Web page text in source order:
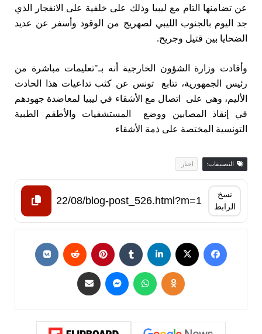
عن تضامنها التام مع ليبيا وذلك على خلفية على الانفجار الذي
جد اليوم بالجنوب الليبي لصهريج من الوقود وأسفر عن عديد
الضحايا بين قتيل وجريح.
وأفادت وزارة الشؤون الخارجية أنه بـ"تعليمات مباشرة من
رئيس الجمهورية، تتابع تونس عن كثب تداعيات هذا الحادث
الأليم، وهي على اتصال مع الأشقاء في ليبيا لمعاضدة جهودهم
في إنقاذ المصابين ووضع المستشفيات والأطقم الطبية
التونسية المختصة على ذمة الأشقاء
التصنيفات: اخبار ‏
نسخ
الرابط